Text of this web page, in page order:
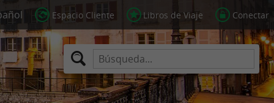
Espacio Cliente Libros de Viaje Conectar